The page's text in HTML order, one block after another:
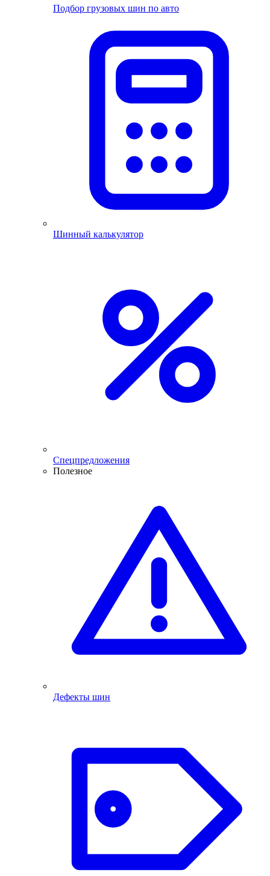
Подбор грузовых шин по авто
Шинный калькулятор
Спецпредложения
Полезное
Дефекты шин